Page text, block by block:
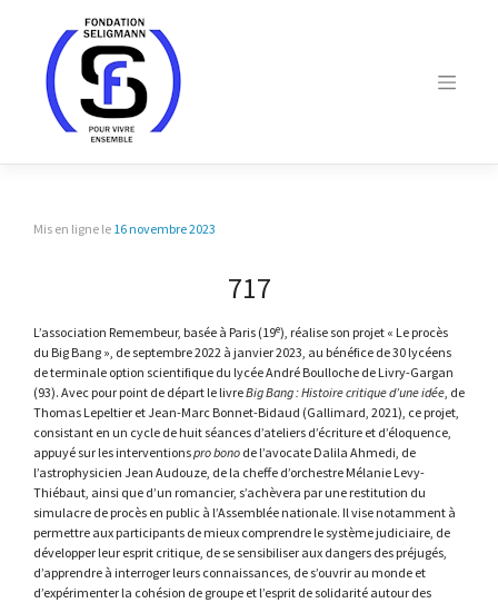
Mis en ligne le 16 novembre 2023
717
L’association Remembeur, basée à Paris (19e), réalise son projet « Le procès
du Big Bang », de septembre 2022 à janvier 2023, au bénéfice de 30 lycéens
de terminale option scientifique du lycée André Boulloche de Livry-Gargan
(93). Avec pour point de départ le livreBig Bang : Histoire critique d’une idée, de
Thomas Lepeltier et Jean-Marc Bonnet-Bidaud (Gallimard, 2021), ce projet,
consistant en un cycle de huit séances d’ateliers d’écriture et d’éloquence,
appuyé sur les interventionspro bono de l’avocate Dalila Ahmedi, de
l’astrophysicien Jean Audouze, de la cheffe d’orchestre Mélanie Levy-
Thiébaut, ainsi que d’un romancier, s’achèvera par une restitution du
simulacre de procès en public à l’Assemblée nationale. Il vise notamment à
permettre aux participants de mieux comprendre le système judiciaire, de
développer leur esprit critique, de se sensibiliser aux dangers des préjugés,
d’apprendre à interroger leurs connaissances, de s’ouvrir au monde et
d’expérimenter la cohésion de groupe et l’esprit de solidarité autour des